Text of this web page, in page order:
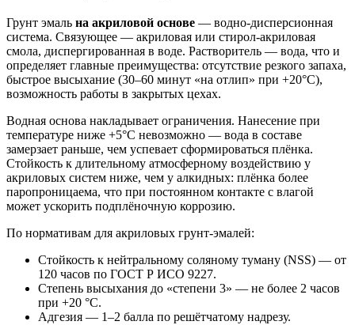
Грунт эмаль на акриловой основе — водно-дисперсионная
система. Связующее — акриловая или стирол-акриловая
смола, диспергированная в воде. Растворитель — вода, что и
определяет главные преимущества: отсутствие резкого запаха,
быстрое высыхание (30–60 минут «на отлип» при +20°C),
возможность работы в закрытых цехах.
Водная основа накладывает ограничения. Нанесение при
температуре ниже +5°C невозможно — вода в составе
замерзает раньше, чем успевает сформироваться плёнка.
Стойкость к длительному атмосферному воздействию у
акриловых систем ниже, чем у алкидных: плёнка более
паропроницаема, что при постоянном контакте с влагой
может ускорить подплёночную коррозию.
По нормативам для акриловых грунт-эмалей:
Стойкость к нейтральному соляному туману (NSS) — от
120 часов по ГОСТ Р ИСО 9227.
Степень высыхания до «степени 3» — не более 2 часов
при +20 °C.
Адгезия — 1–2 балла по решётчатому надрезу.